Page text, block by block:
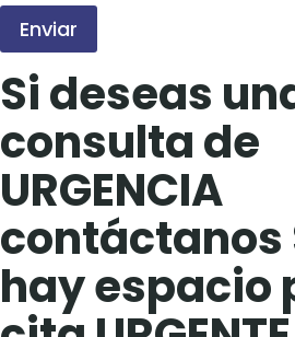
Si deseas
consulta de
URGENCIA
contáctanos
hay espacio